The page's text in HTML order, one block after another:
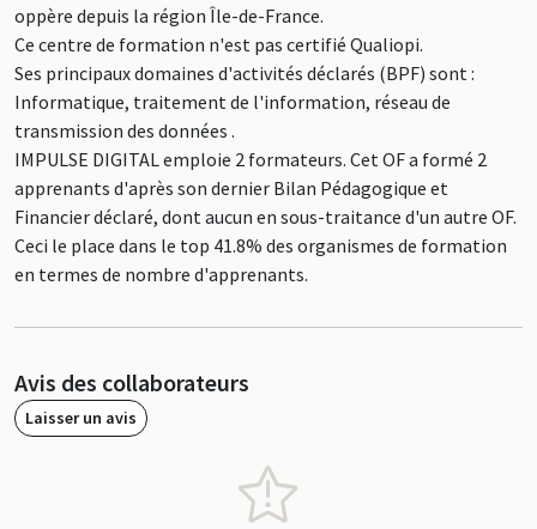
oppère depuis la région Île-de-France.
Ce centre de formation n'est pas certifié Qualiopi.
Ses principaux domaines d'activités déclarés (BPF) sont :
Informatique, traitement de l'information, réseau de
transmission des données .
IMPULSE DIGITAL emploie 2 formateurs. Cet OF a formé 2
apprenants d'après son dernier Bilan Pédagogique et
Financier déclaré, dont aucun en sous-traitance d'un autre OF.
Ceci le place dans le top 41.8% des organismes de formation
en termes de nombre d'apprenants.
Avis des collaborateurs
Laisser un avis